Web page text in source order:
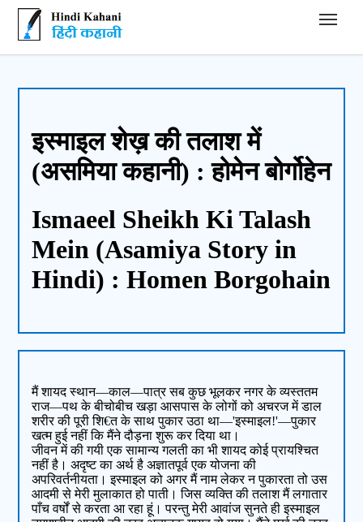
Hindi Kahani - हिंदी कहानी
इस्माइल शेख़ की तलाश में
(असमिया कहानी) : होमेन बोर्गोहेन
Ismaeel Sheikh Ki Talash
Mein (Asamiya Story in
Hindi) : Homen Borgohain
मैं शायद स्थान—काल—पात्र सब कुछ भूलकर नगर के व्यस्ततम
राज—पथ के बीचोबीच खड़ा आसपास के लोगों को अचरज में डाल
शरीर की पूरी शि€त के साथ पुकार उठा था—'इस्माइल!'—पुकार
खत्म हुई नहीं कि मैंने दौड़ना शुरू कर दिया था।
जीवन में की गयी एक सामान्य गलती का भी शायद कोई प्रायश्चित
नहीं है। अदृष्ट का अर्थ है अज्ञातपूर्व एक योजना की
अपरिवर्तनीयता। इस्माइल को अगर मैं नाम लेकर न पुकारता तो उस
आदमी से मेरी मुलाकात हो पाती। जिस व्यक्ति की तलाश मैं लगातार
पाँच वर्षों से करता आ रहा हूं। परन्तु मेरी आवांज सुनते ही इस्माइल